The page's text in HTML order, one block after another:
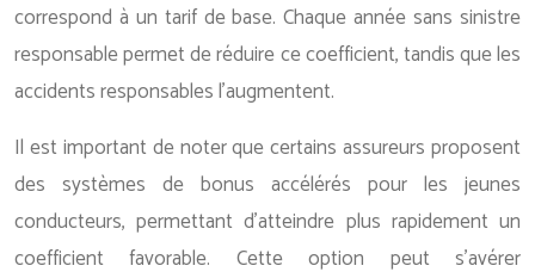
correspond à un tarif de base. Chaque année sans sinistre
responsable permet de réduire ce coefficient, tandis que les
accidents responsables l’augmentent.
Il est important de noter que certains assureurs proposent
des systèmes de bonus accélérés pour les jeunes
conducteurs, permettant d’atteindre plus rapidement un
coefficient favorable. Cette option peut s’avérer